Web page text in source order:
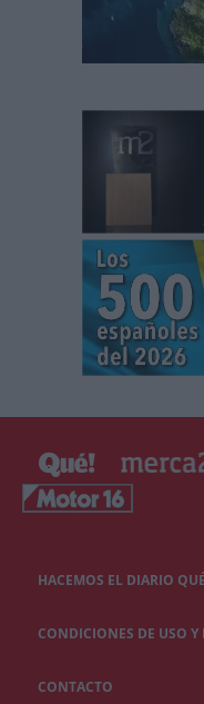
HACEMOS EL DIARIO
CONDICIONES DE USO
CONTACTO